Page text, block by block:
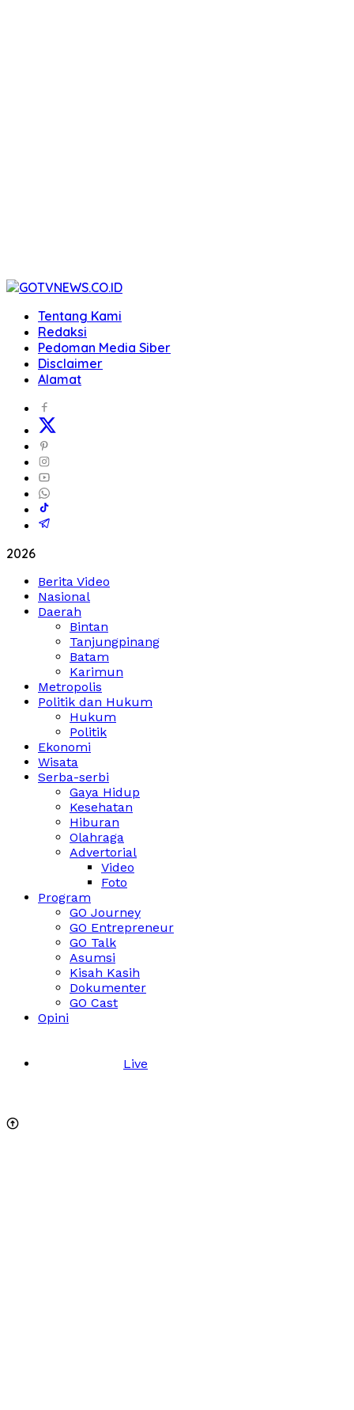
Tentang Kami
Redaksi
Pedoman Media Siber
Disclaimer
Alamat
2026
Berita Video
Nasional
Daerah
Bintan
Tanjungpinang
Batam
Karimun
Metropolis
Politik dan Hukum
Hukum
Politik
Ekonomi
Wisata
Serba-serbi
Gaya Hidup
Kesehatan
Hiburan
Olahraga
Advertorial
Video
Foto
Program
GO Journey
GO Entrepreneur
GO Talk
Asumsi
Kisah Kasih
Dokumenter
GO Cast
Opini
Live